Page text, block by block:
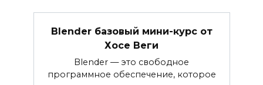
Blender базовый мини-курс от
Хосе Веги
Blender — это свободное
программное обеспечение, которое